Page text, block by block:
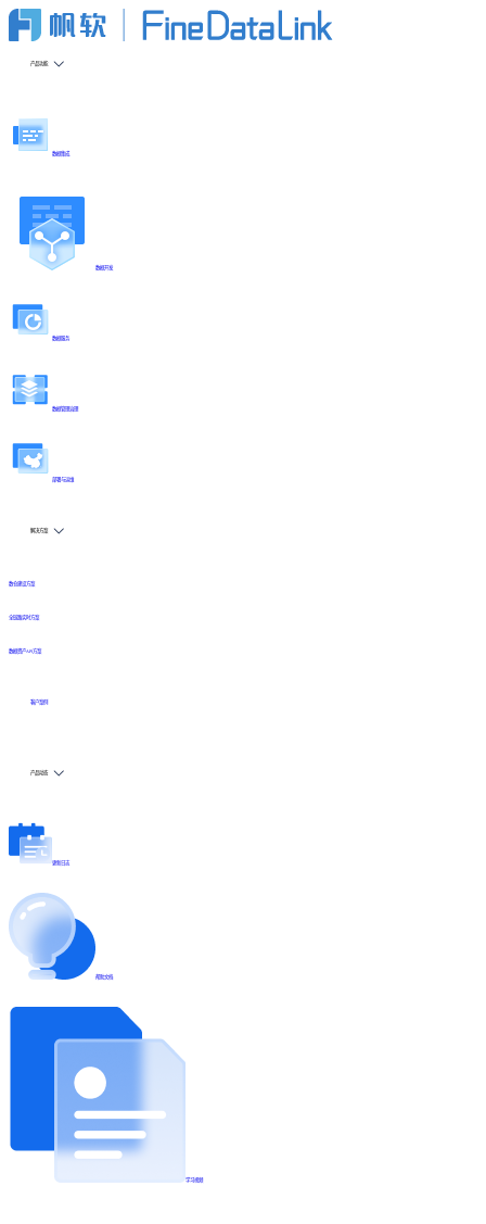
产品功能
数据集成
数据开发
数据服务
数据管理治理
部署与运维
解决方案
数仓建设方案
全链路实时方案
数据资产API方案
客户案例
产品动态
更新日志
帮助文档
学习视频